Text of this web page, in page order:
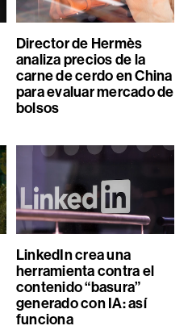
Director de Hermès
analiza precios de la
carne de cerdo en China
para evaluar mercado de
bolsos
LinkedIn crea una
herramienta contra el
contenido “basura”
generado con IA: así
funciona